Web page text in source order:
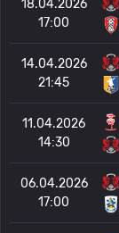
18.04.2026
17:00
14.04.2026
21:45
11.04.2026
14:30
06.04.2026
17:00